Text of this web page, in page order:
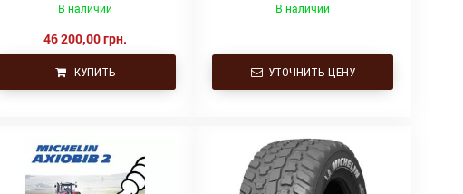
В наличии
46 200,00 грн.
КУПИТЬ
В наличии
УТОЧНИТЬ ЦЕНУ